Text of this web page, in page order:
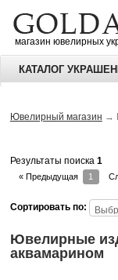
магазин ювелирных
КАТАЛОГ
Ювелирный магазин →
Результаты поиска 1
« Предыдущая 1
Сортировать по:
Ювелирные
аквамарином